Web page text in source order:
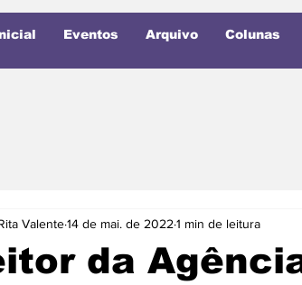
Eventos Arquivo Colunas
da
Valente14 de mai. de 2022 1 min de leitura